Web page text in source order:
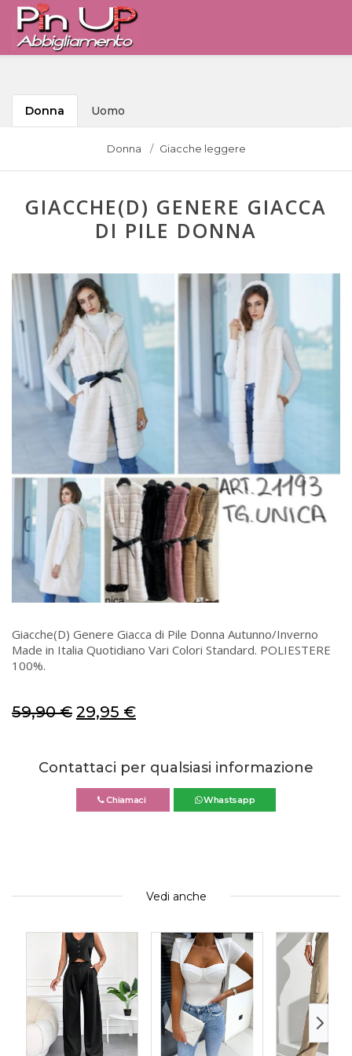
Donna Uomo
Donna Giacche leggere
GIACCHE(D) GENERE GIACCA
DI PILE DONNA
Giacche(D) Genere Giacca di Pile Donna Autunno/Inverno
Made in Italia Quotidiano Vari Colori Standard. POLIESTERE
100%.
59,90€ 29,95 €
Contattaci per qualsiasi informazione
Chiamaci Whastsapp
Vedi anche